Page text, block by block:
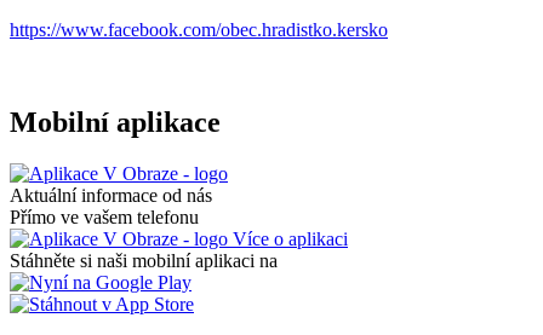
https://www.facebook.com/obec.hradistko.kersko
Mobilní aplikace
Aktuální informace od nás
Přímo ve vašem telefonu
Více o aplikaci
Stáhněte si naši mobilní aplikaci na